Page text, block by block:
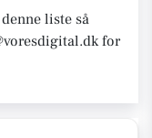
liste så
for